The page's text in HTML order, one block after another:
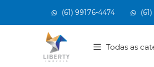
(61) 99176-4474
Página inicial
Todas as